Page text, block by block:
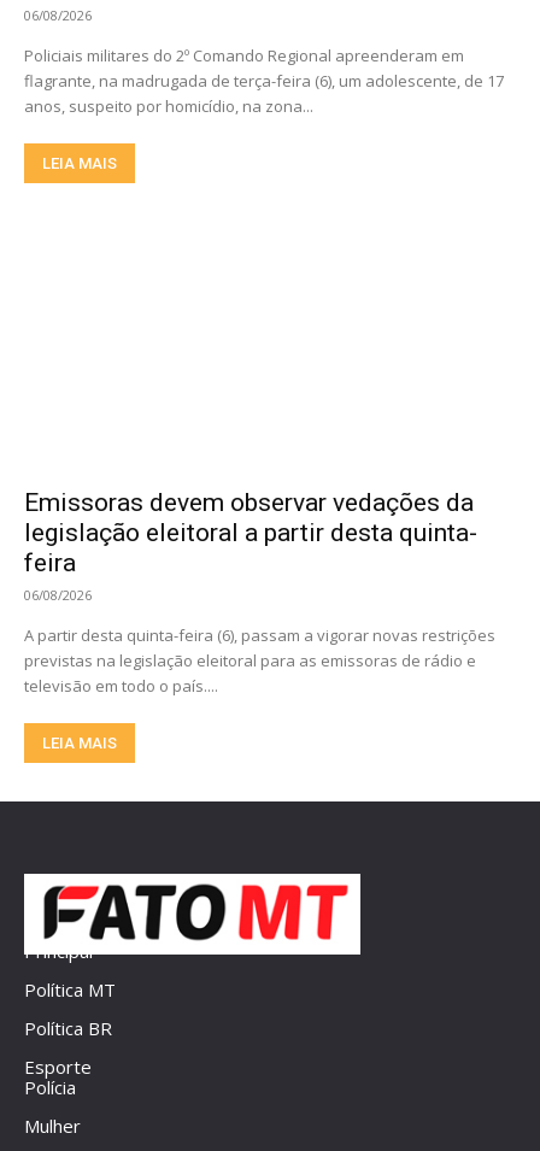
06/08/2026
Policiais militares do 2º Comando Regional apreenderam em
flagrante, na madrugada de terça-feira (6), um adolescente, de 17
anos, suspeito por homicídio, na zona...
LEIA MAIS
Emissoras devem observar vedações da
legislação eleitoral a partir desta quinta-
feira
06/08/2026
A partir desta quinta-feira (6), passam a vigorar novas restrições
previstas na legislação eleitoral para as emissoras de rádio e
televisão em todo o país....
LEIA MAIS
Principal
Política MT
Política BR
Esporte
Polícia
Mulher